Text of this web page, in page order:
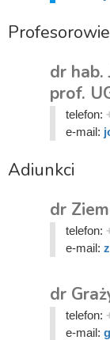
dr hab.
prof.
telefon:
e-mail:
Adiunkci
dr
telefon:
e-mail:
dr
telefon:
e-mail: